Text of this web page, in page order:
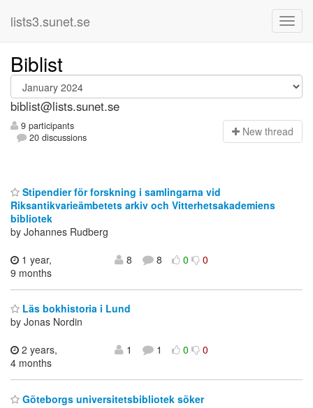
lists3.sunet.se
Biblist
biblist@lists.sunet.se
9 participants
20 discussions
New thread
Stipendier för forskning i samlingarna vid
Riksantikvarieämbetets arkiv och Vitterhetsakademiens
bibliotek
by Johannes Rudberg
1 year,
9 months
8 8 0 0
Läs bokhistoria i Lund
by Jonas Nordin
2 years,
4 months
1 1 0 0
Göteborgs universitetsbibliotek söker